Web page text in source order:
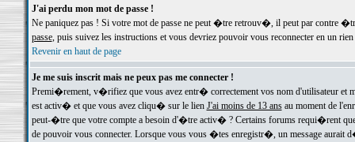
J'ai perdu mon mot de passe !
Ne paniquez pas ! Si votre mot de passe ne peut �tre retrouv�, il peut par contre
passe, puis suivez les instructions et vous devriez pouvoir vous reconnecter en un rien
Revenir en haut de page
Je me suis inscrit mais ne peux pas me connecter !
Premi�rement, v�rifiez que vous avez entr� correctement vos nom d'utilisateur
est activ� et que vous avez cliqu� sur le lien J'ai moins de 13 ansau moment de
peut-�tre que votre compte a besoin d'�tre activ� ? Certains forums requi�rent
de pouvoir vous connecter. Lorsque vous vous �tes enregistr�, un message aurait